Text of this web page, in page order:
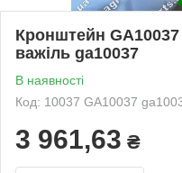
Кронштейн
важіль ga10037
В наявності
Код: 10037 GA10037
3 961,63 ₴